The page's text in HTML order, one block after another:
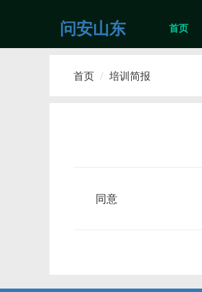
问安山东 首页
首页 培训简报
同意